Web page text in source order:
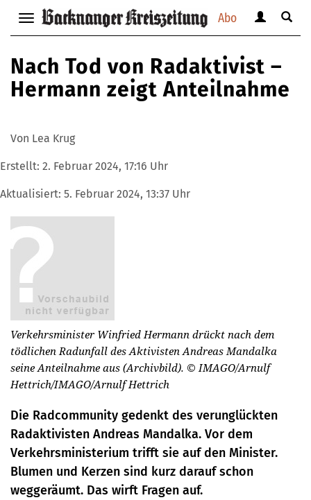
Abo
Navigation
anzeigen
verbergen
anzeigen
verbergen
Suche
Nach Tod von Radaktivist –
Hermann zeigt Anteilnahme
Von Lea Krug
Erstellt: 2. Februar 2024, 17:16 Uhr
Aktualisiert: 5. Februar 2024, 13:37 Uhr
Verkehrsminister Winfried Hermann drückt nach dem
tödlichen Radunfall des Aktivisten Andreas Mandalka
seine Anteilnahme aus (Archivbild). © IMAGO/Arnulf
Hettrich/IMAGO/Arnulf Hettrich
Die Radcommunity gedenkt des verunglückten
Radaktivisten Andreas Mandalka. Vor dem
Verkehrsministerium trifft sie auf den Minister.
Blumen und Kerzen sind kurz darauf schon
weggeräumt. Das wirft Fragen auf.